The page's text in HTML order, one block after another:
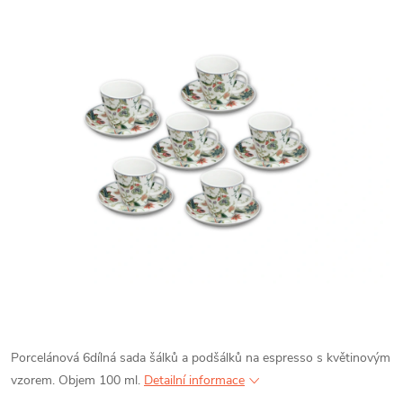
Porcelánová 6dílná sada šálků a podšálků na espresso s květinovým
vzorem. Objem 100 ml. Detailní informace